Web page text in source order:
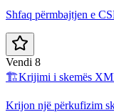
Shfaq përmbajtjen e
Vendi 8
🏗️Krijimi i skemës
Krijon një përkufizim